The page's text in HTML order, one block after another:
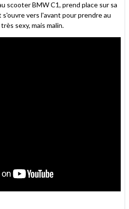
scooter BMW C1, prend place sur sa
s'ouvre vers l'avant pour prendre au
sexy, mais malin.